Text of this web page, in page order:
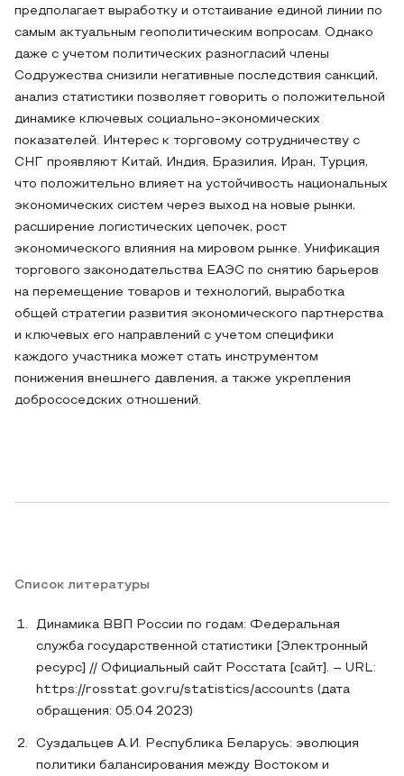
предполагает выработку и отстаивание единой линии по
самым актуальным геополитическим вопросам. Однако
даже с учетом политических разногласий члены
Содружества снизили негативные последствия санкций,
анализ статистики позволяет говорить о положительной
динамике ключевых социально-экономических
показателей. Интерес к торговому сотрудничеству с
СНГ проявляют Китай, Индия, Бразилия, Иран, Турция,
что положительно влияет на устойчивость национальных
экономических систем через выход на новые рынки,
расширение логистических цепочек, рост
экономического влияния на мировом рынке. Унификация
торгового законодательства ЕАЭС по снятию барьеров
на перемещение товаров и технологий, выработка
общей стратегии развития экономического партнерства
и ключевых его направлений с учетом специфики
каждого участника может стать инструментом
понижения внешнего давления, а также укрепления
добрососедских отношений.
Список литературы
Динамика ВВП России по годам: Федеральная
служба государственной статистики [Электронный
ресурс] // Официальный сайт Росстата [сайт]. – URL:
https://rosstat.gov.ru/statistics/accounts (дата
обращения: 05.04.2023)
Суздальцев А.И. Республика Беларусь: эволюция
политики балансирования между Востоком и